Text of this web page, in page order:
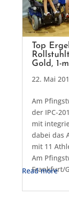
Top
Gold, 1-
22. Mai
Am
der IPC-
mit
dabei das
mit 11
Am
Frankfurt/
Read more